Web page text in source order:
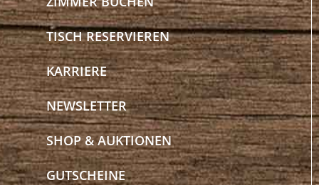
TISCH RESERVIEREN
KARRIERE
NEWSLETTER
SHOP & AUKTIONEN
GUTSCHEINE